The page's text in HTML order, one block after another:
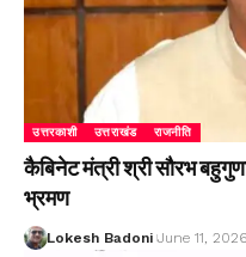
उत्तरकाशी उत्तराखंड राजनीति
कैबिनेट मंत्री श्री सौरभ
भ्रमण
Lokesh Badoni June 11, 2026